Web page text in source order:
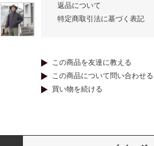
返品について
特定商取引法に基づく表記
この商品を友達に教える
この商品について問い合わせる
買い物を続ける